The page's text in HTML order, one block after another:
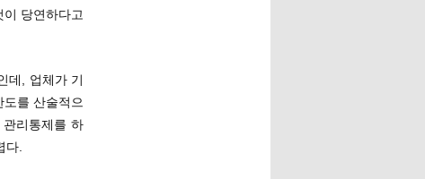
당연하다고
데, 업체가 기
를 산술적으
리통제를 하
다.